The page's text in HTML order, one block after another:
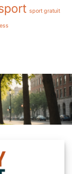
sport gratuit